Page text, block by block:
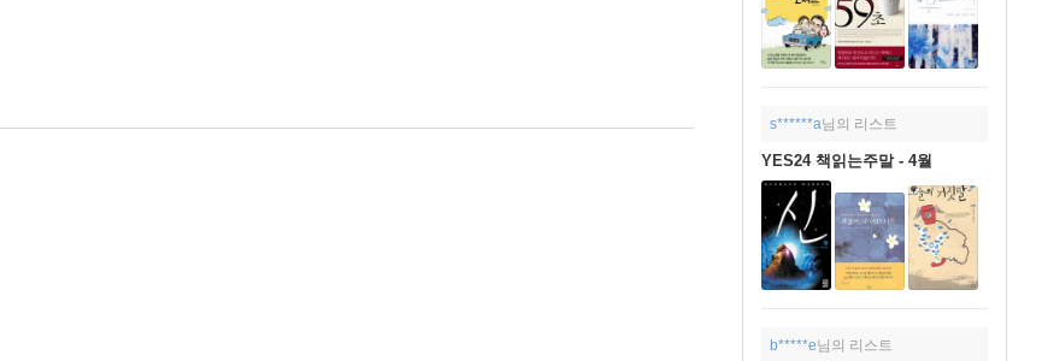
s******a님의 리스트
YES24 책읽는주말 - 4월
b*****e님의 리스트